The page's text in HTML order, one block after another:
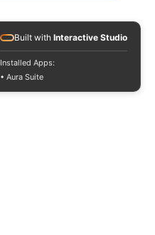
Built with Interactive Studio
Installed Apps:
• Aura Suite